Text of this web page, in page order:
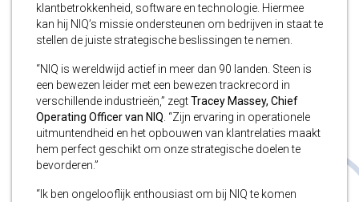
klantbetrokkenheid, software en technologie. Hiermee
kan hij NIQ’s missie ondersteunen om bedrijven in staat te
stellen de juiste strategische beslissingen te nemen.
“NIQ is wereldwijd actief in meer dan 90 landen. Steen is
een bewezen leider met een bewezen trackrecord in
verschillende industrieën,” zegtTracey Massey, Chief
Operating Officer van NIQ . “Zijn ervaring in operationele
uitmuntendheid en het opbouwen van klantrelaties maakt
hem perfect geschikt om onze strategische doelen te
bevorderen.”
“Ik ben ongelooflijk enthousiast om bij NIQ te komen